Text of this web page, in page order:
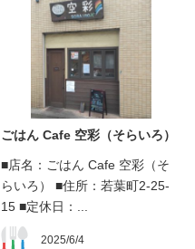
ごはん Cafe 空彩（そらいろ）
■店名：ごはん Cafe 空彩（そ
らいろ） ■住所：若葉町2-25-
15 ■定休日：...
2025/6/4